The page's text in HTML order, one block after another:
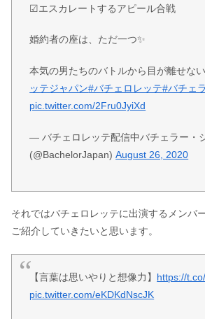
☑︎エスカレートするアピール合戦
婚約者の座は、ただ一つ✨
本気の男たちのバトルから目が離せな
ッテジャパン#バチェロレッテ#バチェ
pic.twitter.com/2Fru0JyiXd
— バチェロレッテ配信中バチェラー・
(@BachelorJapan)August 26, 2020
それではバチェロレッテに出演するメンバ
ご紹介していきたいと思います。
【言葉は思いやりと想像力】 https://
pic.twitter.com/eKDKdNscJK